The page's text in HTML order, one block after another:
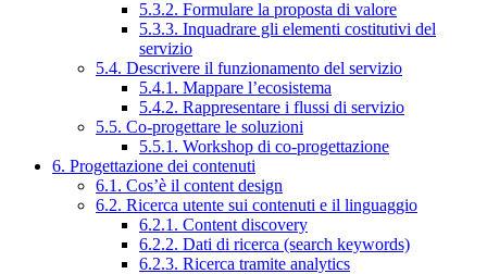
5.3.2. Formulare la proposta di valore
5.3.3. Inquadrare gli elementi costitutivi del
servizio
5.4. Descrivere il funzionamento del servizio
5.4.1. Mappare l’ecosistema
5.4.2. Rappresentare i flussi di servizio
5.5. Co-progettare le soluzioni
5.5.1. Workshop di co-progettazione
6. Progettazione dei contenuti
6.1. Cos’è il content design
6.2. Ricerca utente sui contenuti e il linguaggio
6.2.1. Content discovery
6.2.2. Dati di ricerca (search keywords)
6.2.3. Ricerca tramite analytics